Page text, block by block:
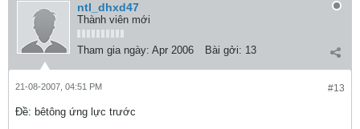
ntl_dhxd47
Thành viên mới
Tham gia ngày: Apr 2006 Bài gởi: 13
#13
21-08-2007, 04:51 PM
Ðề: bêtông ứng lực trước